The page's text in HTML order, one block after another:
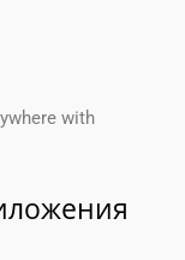
with